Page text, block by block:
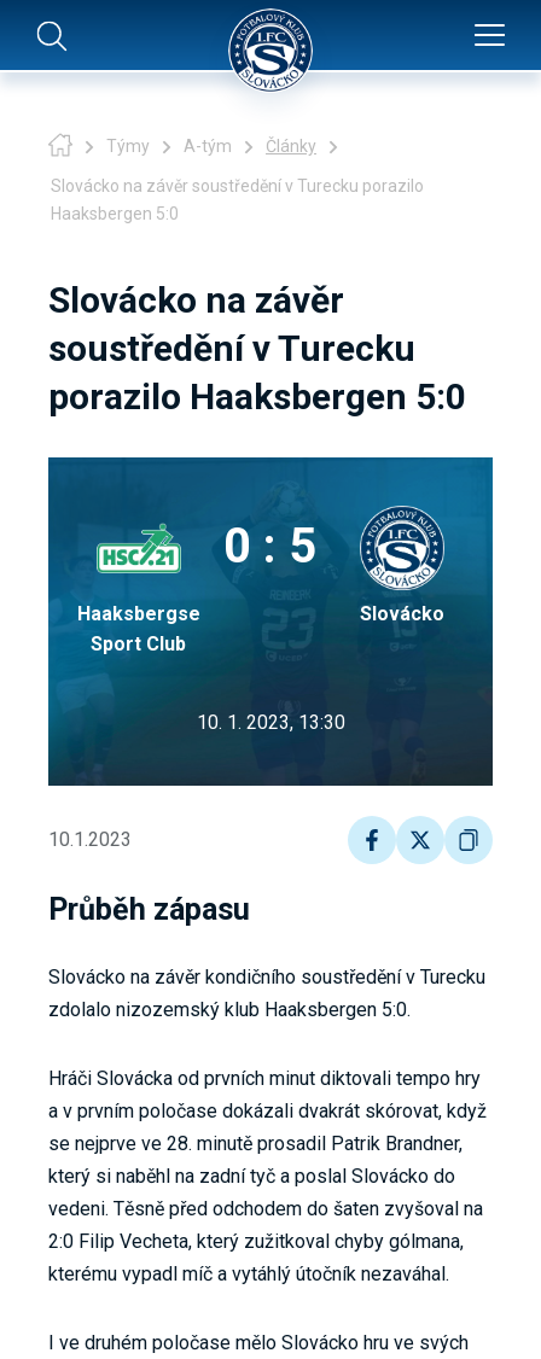
Týmy A-tým Články
Slovácko na závěr soustředění v Turecku porazilo
Haaksbergen 5:0
Slovácko na závěr
soustředění v Turecku
porazilo Haaksbergen 5:0
Haaksbergse
Sport Club
0 : 5
Slovácko
10. 1. 2023, 13:30
10.1.2023
Průběh zápasu
Slovácko na závěr kondičního soustředění v Turecku
zdolalo nizozemský klub Haaksbergen 5:0.
Hráči Slovácka od prvních minut diktovali tempo hry
a v prvním poločase dokázali dvakrát skórovat, když
se nejprve ve 28. minutě prosadil Patrik Brandner,
který si naběhl na zadní tyč a poslal Slovácko do
vedeni. Těsně před odchodem do šaten zvyšoval na
2:0 Filip Vecheta, který zužitkoval chyby gólmana,
kterému vypadl míč a vytáhlý útočník nezaváhal.
I ve druhém poločase mělo Slovácko hru ve svých